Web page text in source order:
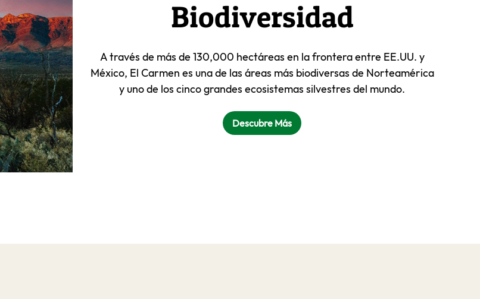
Biodiversidad
A través de más de 130,000 hectáreas en la frontera entre EE.UU. y
México, El Carmen es una de las áreas más biodiversas de Norteamérica
y uno de los cinco grandes ecosistemas silvestres del mundo.
Descubre Más